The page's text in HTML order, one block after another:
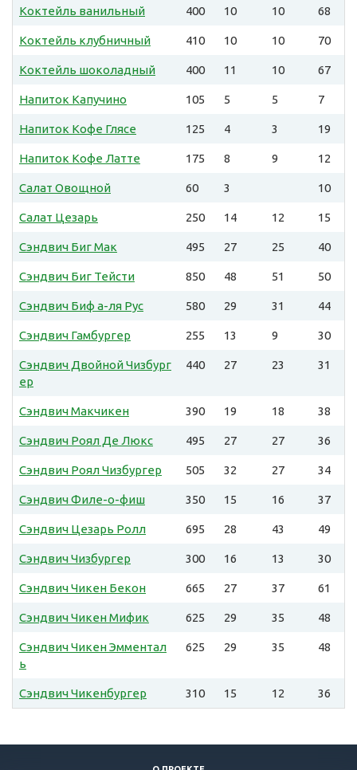
Коктейль ванильный 400 10 10 68
Коктейль клубничный 410 10 10 70
Коктейль шоколадный 400 11 10 67
Напиток Капучино 105 5 5 7
Напиток Кофе Глясе 125 4 3 19
Напиток Кофе Латте 175 8 9 12
Салат Овощной 60 3 10
Салат Цезарь 250 14 12 15
Сэндвич Биг Мак 495 27 25 40
Сэндвич Биг Тейсти 850 48 51 50
Сэндвич Биф а-ля Рус 580 29 31 44
Сэндвич Гамбургер 255 13 9 30
Сэндвич Двойной Чизбург
ер
440 27 23 31
Сэндвич Макчикен 390 19 18 38
Сэндвич Роял Де Люкс 495 27 27 36
Сэндвич Роял Чизбургер 505 32 27 34
Сэндвич Филе-о-фиш 350 15 16 37
Сэндвич Цезарь Ролл 695 28 43 49
Сэндвич Чизбургер 300 16 13 30
Сэндвич Чикен Бекон 665 27 37 61
Сэндвич Чикен Мифик 625 29 35 48
Сэндвич Чикен Эмментал
ь
625 29 35 48
Сэндвич Чикенбургер 310 15 12 36